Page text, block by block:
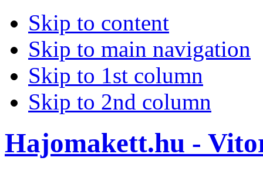
Skip to content
Skip to main navigation
Skip to 1st column
Skip to 2nd column
Hajomakett.hu -